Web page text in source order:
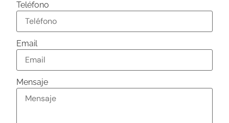
Teléfono
Email
Mensaje